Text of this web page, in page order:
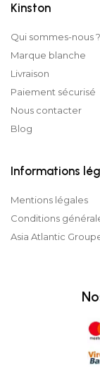
Kinston
Qui sommes-nous ?
Marque blanche
Livraison
Paiement sécurisé
Nous contacter
Blog
Informations
Mentions légales
Conditions
Asia Atlantic